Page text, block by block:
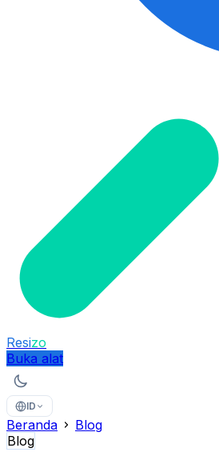
Resizo
Buka alat
ID
Beranda
Blog
Blog